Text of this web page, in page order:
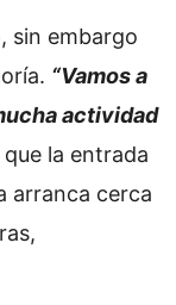
sin embargo
“Vamos a
actividad
la entrada
arranca cerca